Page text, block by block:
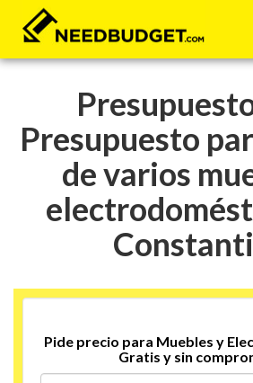
Presupuesto
de varios
Pide precio para Muebles y
Gratis y sin